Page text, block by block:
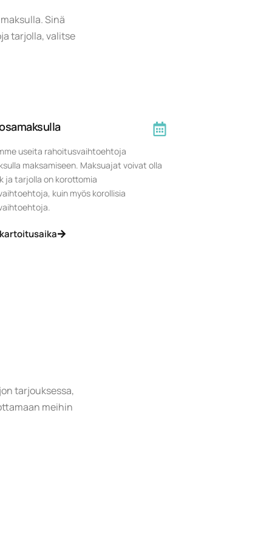
Sinä
tarjolla, valitse
useita rahoitusvaihtoehtoja
maksamiseen. Maksuajat voivat olla
ja tarjolla on korottomia
kuin myös korollisia
tarjouksessa,
meihin